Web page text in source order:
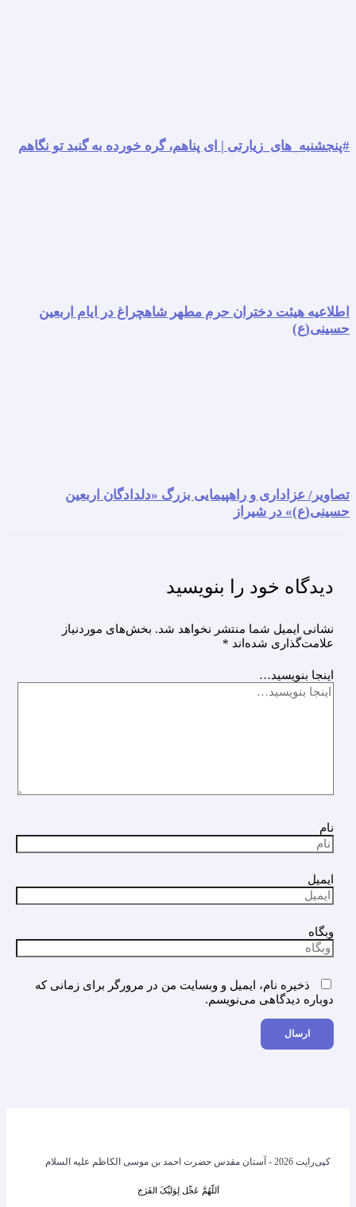
#پنجشنبه_های_زیارتی | ای پناهم، گره خورده به گنبد تو نگاهم
اطلاعیه هیئت دختران حرم مطهر شاهچراغ در ایام اربعین
حسینی(ع)
تصاویر/ عزاداری و راهپیمایی بزرگ «دلدادگان اربعین
حسینی(ع)» در شیراز
دیدگاه‌ خود را بنویسید
نشانی ایمیل شما منتشر نخواهد شد. بخش‌های موردنیاز
علامت‌گذاری شده‌اند *
اینجا بنویسید…
نام
ایمیل
وبگاه
ذخیره نام، ایمیل و وبسایت من در مرورگر برای زمانی که
دوباره دیدگاهی می‌نویسم.
کپی‌رایت 2026 - آستان مقدس حضرت احمد بن موسی الکاظم علیه السلام
اَللّهُمَّ عَجِّل لِوَلیِّکَ الفَرَج